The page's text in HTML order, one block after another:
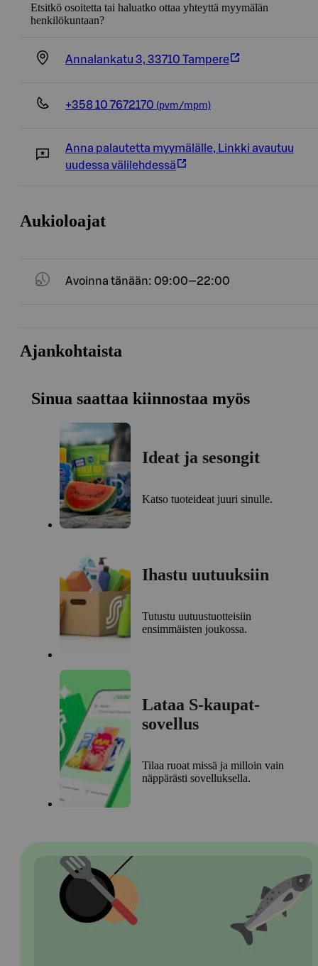
Etsitkö osoitetta tai haluatko ottaa yhteyttä myymälän
henkilökuntaan?
Annalankatu 3, 33710 Tampere
+358 10 7672170 (pvm/mpm)
Anna palautetta myymälälle, Linkki avautuu
uudessa välilehdessä
Aukioloajat
Avoinna tänään: 09:00—22:00
Ajankohtaista
Sinua saattaa kiinnostaa myös
Ideat ja sesongit
Katso tuoteideat juuri sinulle.
Ihastu uutuuksiin
Tutustu uutuustuotteisiin
ensimmäisten joukossa.
Lataa S-kaupat-
sovellus
Tilaa ruoat missä ja milloin vain
näppärästi sovelluksella.